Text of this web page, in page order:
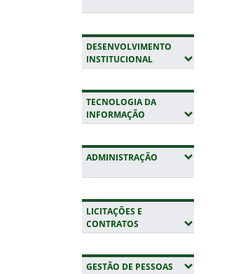
DESENVOLVIMENTO
INSTITUCIONAL(EXPANDIR SUBMENUS)
TECNOLOGIA DA
INFORMAÇÃO (EXPANDIR SUBMENUS)
ADMINISTRAÇÃO (EXPANDIR
LICITAÇÕES E
CONTRATOS (EXPANDIR SUBMENUS)
GESTÃO DE PESSOAS (EXPANDIR